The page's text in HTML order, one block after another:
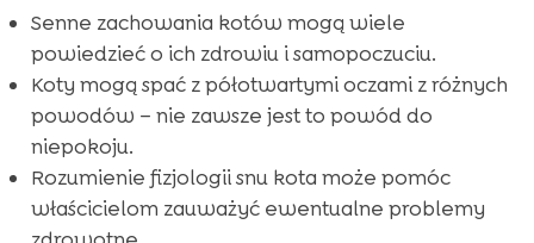
 Bill mokra karma dla kota
 Purrfect Life – idealny żwirek dla Twojego
kota

Jak odpowiednia pielęgnacja wpływa na sen
kota
Wspólne życie z kotem: wskazówki i rady
Wniosek
Senne zachowania kotów mogą wiele
powiedzieć o ich zdrowiu i samopoczuciu.
Koty mogą spać z półotwartymi oczami z różnych
powodów – nie zawsze jest to powód do
niepokoju.
Rozumienie fizjologii snu kota może pomóc
właścicielom zauważyć ewentualne problemy